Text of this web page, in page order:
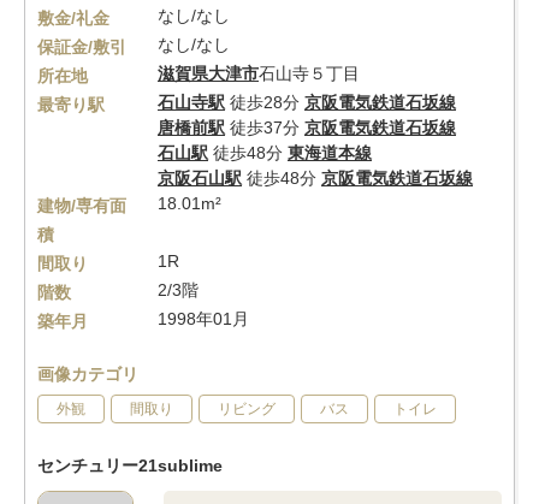
敷金/礼金
なし/なし
保証金/敷引
なし/なし
所在地
滋賀県大津市石山寺５丁目
最寄り駅
石山寺駅 徒歩28分 京阪電気鉄道石坂線
唐橋前駅 徒歩37分 京阪電気鉄道石坂線
石山駅 徒歩48分 東海道本線
京阪石山駅 徒歩48分 京阪電気鉄道石坂線
建物/専有面
積
18.01m²
間取り
1R
階数
2/3階
築年月
1998年01月
画像カテゴリ
外観 間取り リビング バス トイレ
センチュリー21sublime